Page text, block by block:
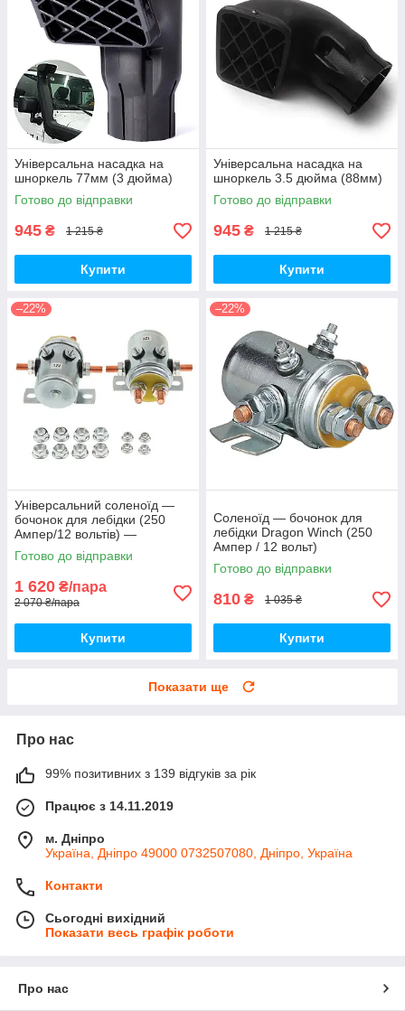
Універсальна насадка на
шноркель 77мм (3 дюйма)
Готово до відправки
945 ₴ 1 215 ₴
Купити
Універсальна насадка на
шноркель 3.5 дюйма (88мм)
Готово до відправки
945 ₴ 1 215 ₴
Купити
–22%
Універсальний соленоїд —
бочонок для лебідки (250
Ампер/12 вольтів) —
комплект 2 штуки
Готово до відправки
1 620 ₴/пара
2 070 ₴/пара
Купити
–22%
Соленоїд — бочонок для
лебідки Dragon Winch (250
Ампер / 12 вольт)
Готово до відправки
810 ₴ 1 035 ₴
Купити
Показати ще
Про нас
99% позитивних з 139 відгуків за рік
Працює з 14.11.2019
м. Дніпро
Україна, Дніпро 49000 0732507080, Дніпро, Україна
Контакти
Сьогодні вихідний
Показати весь графік роботи
Про нас